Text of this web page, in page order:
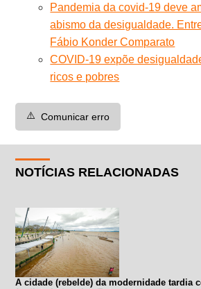
Pandemia da covid-19 deve
abismo da desigualdade.
Fábio Konder Comparato
COVID-19 expõe
ricos e pobres
⚠️ Comunicar erro
NOTÍCIAS RELACIONADAS
A cidade (rebelde) da modernidade tardia